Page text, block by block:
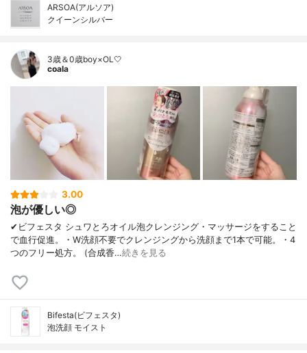
ARSOA(アルソア)
クイーンシルバー
3歳＆0歳boy×OL🤍
coala
3.00
泡が優しい◎
✔︎ビフェスタ シュワとろオイル泡クレンジング・マッサージをすること
で血行促進。・W洗顔不要でクレンジングから洗顔まで1本で可能。・4
つのフリー処方。 (合成香…続きを見る
Bifesta(ビフェスタ)
泡洗顔 モイスト